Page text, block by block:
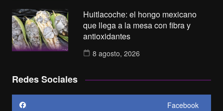
Huitlacoche: el hongo mexicano
que llega a la mesa con fibra y
antioxidantes
8 agosto, 2026
Redes Sociales
Facebook